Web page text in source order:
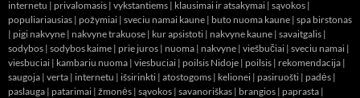
internetu | privalomasis | vykstantiems | klausimai ir atsakymai | sąvokos |
populiariausias | požymiai | sveciu namai kaune | buto nuoma kaune | spa birstonas
| pigi nakvyne | nakvyne trakuose | kur apsistoti | nakvyne kaune | savaitgalis |
sodybos | sodybos kaime | prie juros | nuoma | nakvyne | viešbučiai | sveciu namai |
viesbuciai | kambariu nuoma | viesbuciai | poilsis Nidoje | poilsis | rekomendacija |
saugoja | verta | internetu | išsirinkti | atostogoms | kelionei | pasiruošti | padės |
paslauga | patarimai | žmonės | sąvokos | savanoriškas | brangios | paprasta |